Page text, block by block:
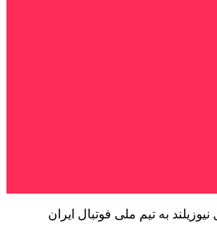
به تیم ملی فوتبال ایران